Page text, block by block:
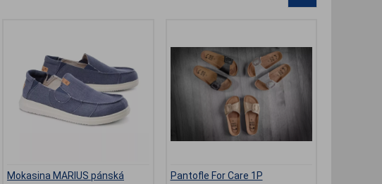
Mokasina MARIUS pánská
Pantofle For Care 1P